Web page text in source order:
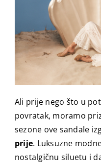
Ali prije nego što u
povratak, moramo
sezone ove sandale
prije. Luksuzne
nostalgičnu siluetu i